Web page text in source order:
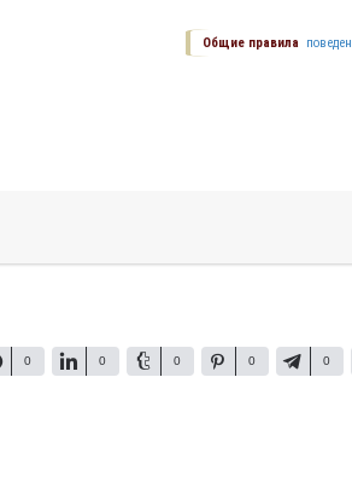
Общие правила
0 0 0 0 0